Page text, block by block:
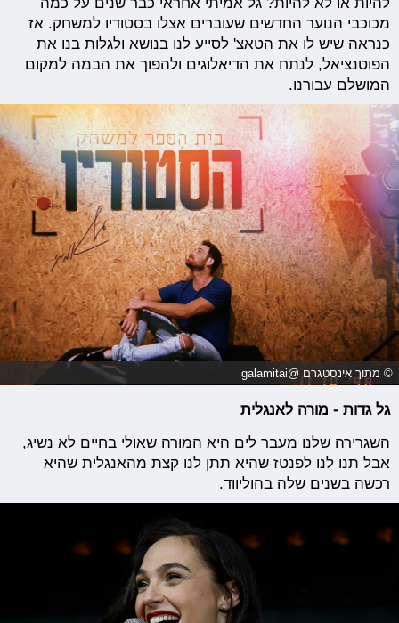
מכוכבי הנוער החדשים שעוברים אצלו בסטודיו למשחק. אז
כנראה שיש לו את הטאצ' לסייע לנו בנושא ולגלות בנו את
הפוטנציאל, לנתח את הדיאלוגים ולהפוך את הבמה למקום
המושלם עבורנו.
© מתוך אינסטגרם @galamitai
גל גדות - מורה לאנגלית
השגרירה שלנו מעבר לים היא המורה שאולי בחיים לא נשיג,
אבל תנו לנו לפנטז שהיא תתן לנו קצת מהאנגלית שהיא
רכשה בשנים שלה בהוליווד.